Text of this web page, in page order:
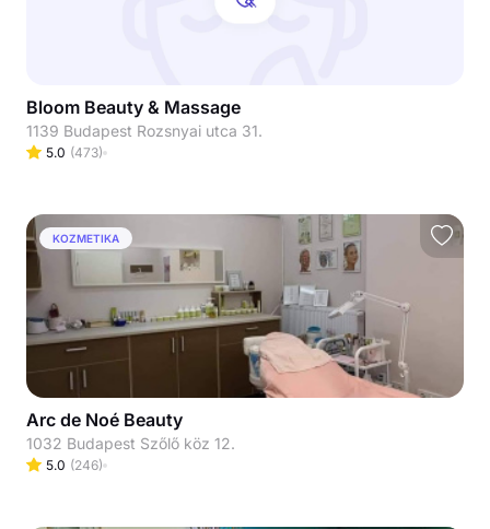
Bloom Beauty & Massage
1139 Budapest Rozsnyai utca 31.
5.0 (473)
KOZMETIKA
Arc de Noé Beauty
1032 Budapest Szőlő köz 12.
5.0 (246)